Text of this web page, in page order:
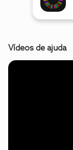
Vídeos de ajuda